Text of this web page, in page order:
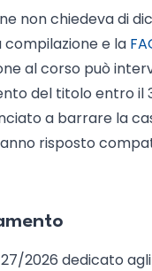
non chiedeva di
compilazione e la
al corso può
del titolo entro il
a barrare la
risposto
2026 dedicato